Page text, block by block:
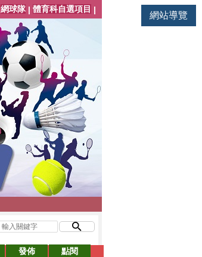
網站導覽
網球隊| 體育科自選項目 |
發佈 點閱